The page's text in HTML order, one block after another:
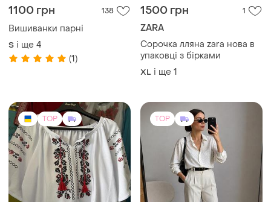
1100 грн 138
Вишиванки парні
S і ще 4
(1)
1500 грн 1
ZARA
Сорочка лляна zara нова в
упаковці з бірками
XL і ще 1
TOP TOP